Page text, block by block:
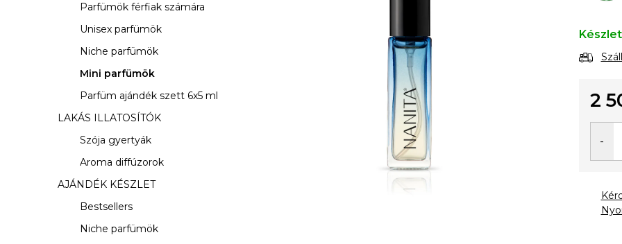
n
Parfümök férfiak számára
Unisex parfümök
Niche parfümök
Mini parfümök
Parfüm ajándék szett 6x5 ml
LAKÁS ILLATOSÍTÓK
Szója gyertyák
Aroma diffúzorok
AJÁNDÉK KÉSZLET
Bestsellers
Niche parfümök
2